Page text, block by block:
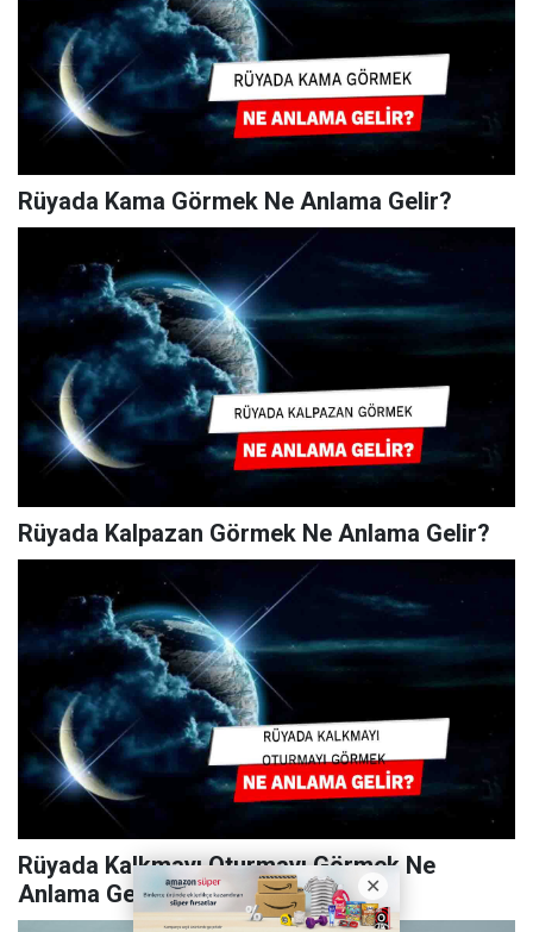
Rüyada Kama Görmek Ne Anlama Gelir?
Rüyada Kalpazan Görmek Ne Anlama Gelir?
Rüyada Kalkmayı Oturmayı Görmek Ne
Anlama Gelir?